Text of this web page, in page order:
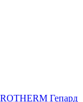
Гепард